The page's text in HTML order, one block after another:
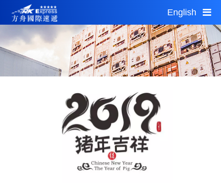
Sun 03:01 Sun 01:01
1 AUD = 4.96CNY
首页
English